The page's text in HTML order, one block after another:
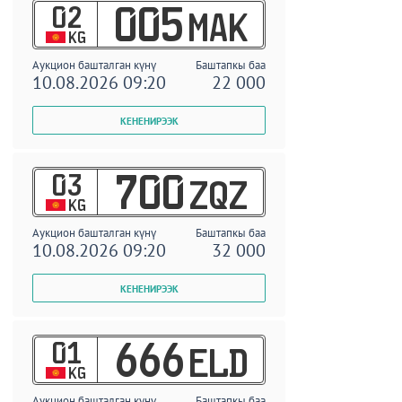
02
KG 005 MAK
Аукцион башталган күнү Баштапкы баа
10.08.2026 09:20 22 000
03
KG 700 ZQZ
Аукцион башталган күнү Баштапкы баа
10.08.2026 09:20 32 000
01
KG 666 ELD